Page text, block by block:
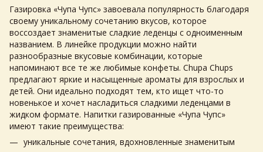
Газировка «Чупа Чупс» завоевала популярность благодаря
своему уникальному сочетанию вкусов, которое
воссоздает знаменитые сладкие леденцы с одноименным
названием. В линейке продукции можно найти
разнообразные вкусовые комбинации, которые
напоминают все те же любимые конфеты. Chupa Chups
предлагают яркие и насыщенные ароматы для взрослых и
детей. Они идеально подходят тем, кто ищет что-то
новенькое и хочет насладиться сладкими леденцами в
жидком формате. Напитки газированные «Чупа Чупс»
имеют такие преимущества:
уникальные сочетания, вдохновленные знаменитым